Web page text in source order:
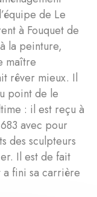
de Le
à Fouquet de
la peinture,
maître
rêver mieux. Il
point de le
: il est reçu à
avec pour
des sculpteurs
Il est de fait
fini sa carrière